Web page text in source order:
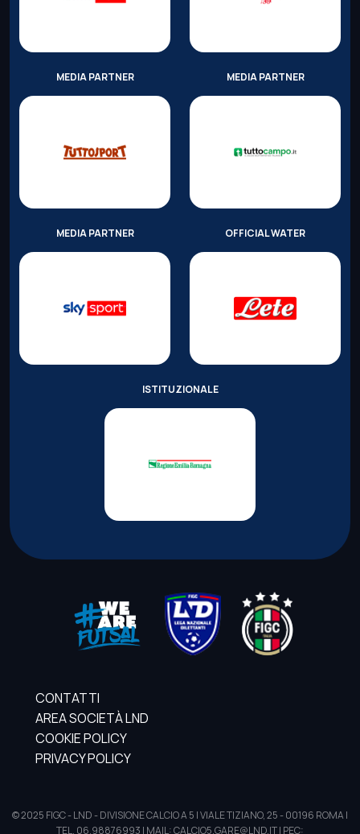
MEDIA PARTNER MEDIA PARTNER
MEDIA PARTNER OFFICIAL WATER
ISTITUZIONALE
CONTATTI
AREA SOCIETÀ LND
COOKIE POLICY
PRIVACY POLICY
© 2025 FIGC - LND - DIVISIONE CALCIO A 5 | VIALE TIZIANO, 25 - 00196 ROMA |
TEL. 06.98876993 | MAIL: CALCIO5.GARE@LND.IT | PEC: